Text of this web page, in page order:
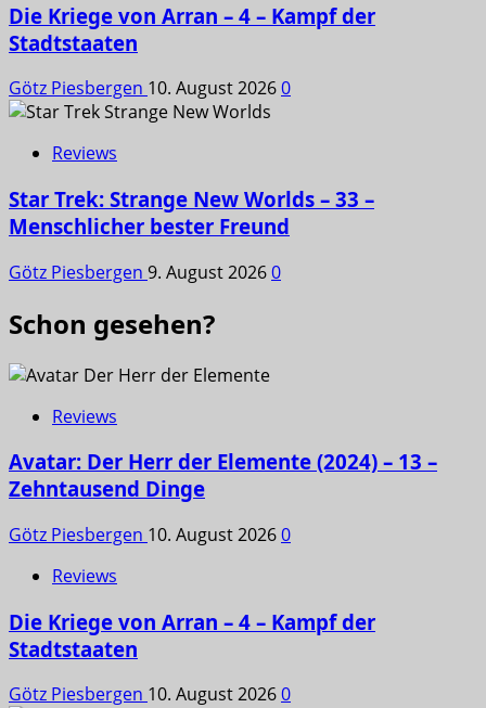
Die Kriege von Arran – 4 – Kampf der
Stadtstaaten
Götz Piesbergen 10. August 20260
Reviews
Star Trek: Strange New Worlds – 33 –
Menschlicher bester Freund
Götz Piesbergen 9. August 20260
Schon gesehen?
Reviews
Avatar: Der Herr der Elemente (2024) – 13 –
Zehntausend Dinge
Götz Piesbergen 10. August 20260
Reviews
Die Kriege von Arran – 4 – Kampf der
Stadtstaaten
Götz Piesbergen 10. August 20260